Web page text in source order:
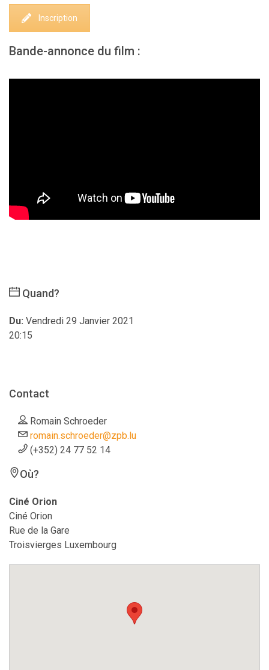
Inscription
Bande-annonce du film :
Quand?
Du: Vendredi 29 Janvier 2021
20:15
Contact
Romain Schroeder
romain.schroeder@zpb.lu
(+352) 24 77 52 14
Où?
Ciné Orion
Ciné Orion
Rue de la Gare
Troisvierges Luxembourg